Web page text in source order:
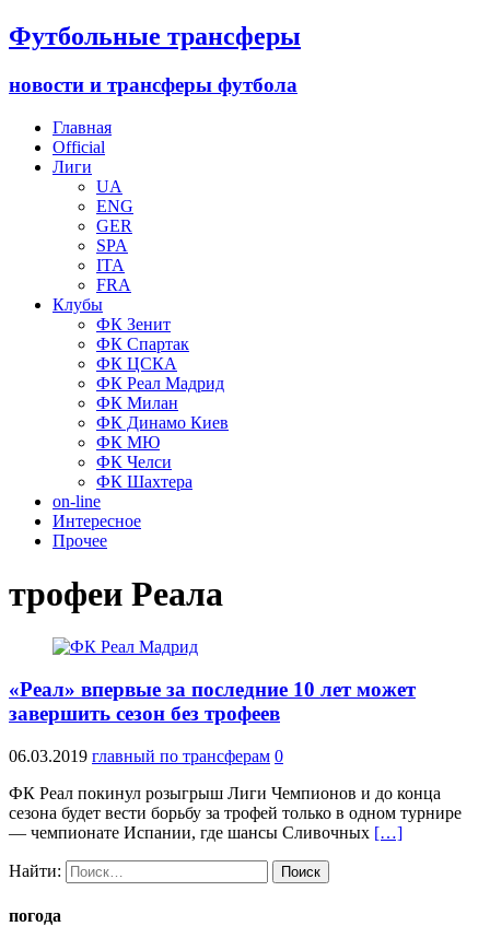
Футбольные трансферы
новости и трансферы футбола
Главная
Official
Лиги
UA
ENG
GER
SPA
ITA
FRA
Клубы
ФК Зенит
ФК Спартак
ФК ЦСКА
ФК Реал Мадрид
ФК Милан
ФК Динамо Киев
ФК МЮ
ФК Челси
ФК Шахтера
on-line
Интересное
Прочее
трофеи Реала
«Реал» впервые за последние 10 лет может
завершить сезон без трофеев
06.03.2019 главный по трансферам 0
ФК Реал покинул розыгрыш Лиги Чемпионов и до конца
сезона будет вести борьбу за трофей только в одном турнире
— чемпионате Испании, где шансы Сливочных […]
Найти:
погода